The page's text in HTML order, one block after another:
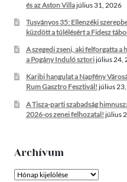
és az Aston Villajúlius 31, 2026
Tusványos 35: Ellenzéki
küzdött a túlélésért a Fidesz
A szegedi zseni, aki felforgatta
a Pogány Induló sztorijúlius 24,
Karibi hangulat a Napfény
Rum Gasztro Fesztivál! július
A Tisza-parti szabadság
2026-os zenei felhozatal! július
Archívum
Archívum